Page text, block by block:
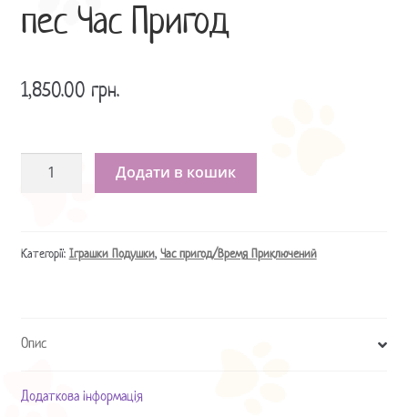
пес Час Пригод
1,850.00 грн.
Подушка
Іграшка
Час
кількість
Додати в кошик
Категорії: Іграшки Подушки, Час пригод/Время Приключений
Опис
Додаткова інформація